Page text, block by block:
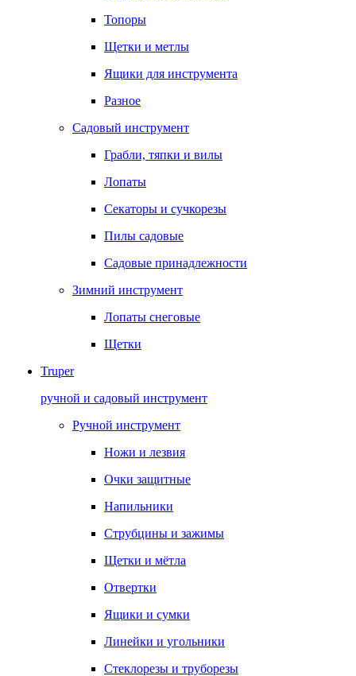
Топоры
Щетки и метлы
Ящики для инструмента
Разное
Садовый инструмент
Грабли, тяпки и вилы
Лопаты
Секаторы и сучкорезы
Пилы садовые
Садовые принадлежности
Зимний инструмент
Лопаты снеговые
Щетки
Truper
ручной и садовый инструмент
Ручной инструмент
Ножи и лезвия
Очки защитные
Напильники
Струбцины и зажимы
Щетки и мётла
Отвертки
Ящики и сумки
Линейки и угольники
Стеклорезы и труборезы